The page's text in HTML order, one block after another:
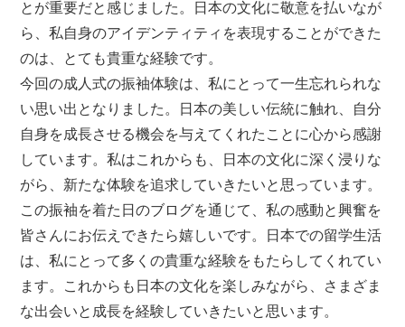
とが重要だと感じました。日本の文化に敬意を払いなが
ら、私自身のアイデンティティを表現することができた
のは、とても貴重な経験です。
今回の成人式の振袖体験は、私にとって一生忘れられな
い思い出となりました。日本の美しい伝統に触れ、自分
自身を成長させる機会を与えてくれたことに心から感謝
しています。私はこれからも、日本の文化に深く浸りな
がら、新たな体験を追求していきたいと思っています。
この振袖を着た日のブログを通じて、私の感動と興奮を
皆さんにお伝えできたら嬉しいです。日本での留学生活
は、私にとって多くの貴重な経験をもたらしてくれてい
ます。これからも日本の文化を楽しみながら、さまざま
な出会いと成長を経験していきたいと思います。